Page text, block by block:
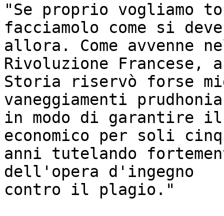
"Se proprio vogliamo
facciamolo come si
allora. Come avvenne
Rivoluzione
Storia riservò forse
vaneggiamenti
in modo di garantire
economico per soli
anni tutelando
dell'opera d'ingegno
contro il plagio."